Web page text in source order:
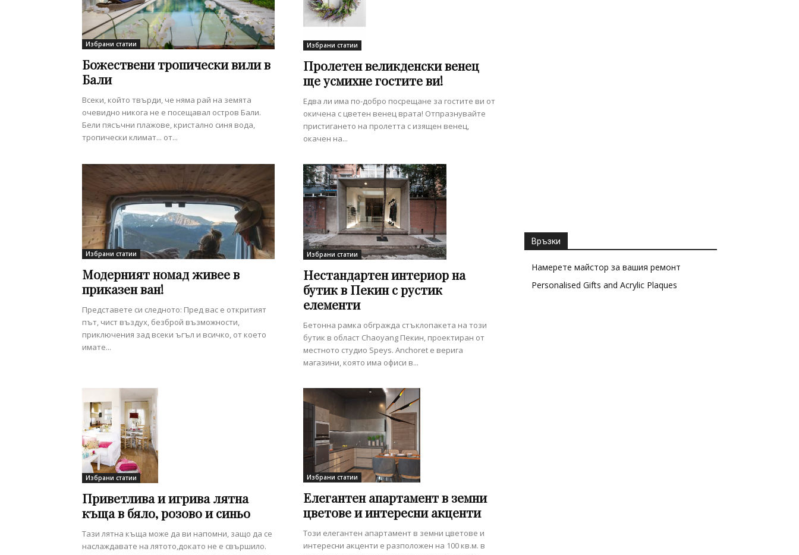
Избрани статии
Божествени тропически вили в
Бали
Всеки, който твърди, че няма рай на земята
очевидно никога не е посещавал остров Бали.
Бели пясъчни плажове, кристално синя вода,
тропически климат... от...
Избрани статии
Пролетен великденски венец
ще усмихне гостите ви!
Едва ли има по-добро посрещане за гостите ви от
окичена с цветен венец врата! Отпразнувайте
пристигането на пролетта с изящен венец,
окачен на...
Избрани статии
Модерният номад живее в
приказен ван!
Представете си следното: Пред вас е откритият
път, чист въздух, безброй възможности,
приключения зад всеки ъгъл и всичко, от което
имате...
Избрани статии
Нестандартен интериор на
бутик в Пекин с рустик
елементи
Бетонна рамка обгражда стъклопакета на този
бутик в област Chaoyang Пекин, проектиран от
местното студио Speys. Anchoret е верига
магазини, която има офиси в...
Избрани статии
Приветлива и игрива лятна
къща в бяло, розово и синьо
Тази лятна къща може да ви напомни, защо да се
наслаждавате на лятото,докато не е свършило.
Избрани статии
Елегантен апартамент в земни
цветове и интересни акценти
Този елегантен апартамент в земни цветове и
интересни акценти е разположен на 100 кв.м. в
Връзки
Намерете майстор за вашия ремонт
Personalised Gifts and Acrylic Plaques